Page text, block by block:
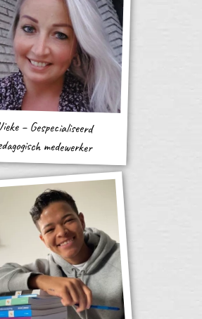
– Gespecialiseerd
medewerker